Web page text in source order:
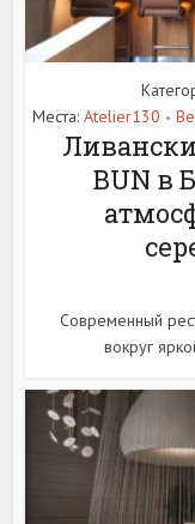
Места: Atelier130 •
BUN в
Современный
вокруг